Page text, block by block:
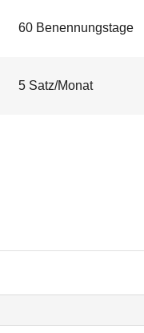
60 Benennungstage
5 Satz/Monat